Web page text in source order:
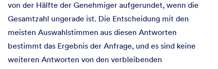
von der Hälfte der Genehmiger aufgerundet, wenn die
Gesamtzahl ungerade ist. Die Entscheidung mit den
meisten Auswahlstimmen aus diesen Antworten
bestimmt das Ergebnis der Anfrage, und es sind keine
weiteren Antworten von den verbleibenden